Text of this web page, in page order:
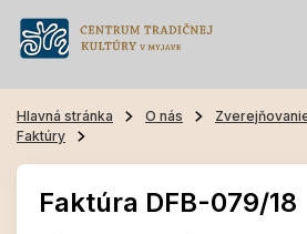
Hlavná stránka O nás
Faktúry
Faktúra DFB-079/18